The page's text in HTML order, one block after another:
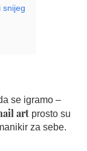
snijeg
se igramo –
art prosto su
za sebe.